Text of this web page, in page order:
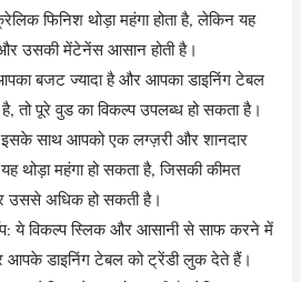
फिनिश थोड़ा महंगा होता है, लेकिन यह
उसकी मेंटेनेंस आसान होती है।
बजट ज्यादा है और आपका डाइनिंग टेबल
तो पूरे वुड का विकल्प उपलब्ध हो सकता है।
इसके साथ आपको एक लग्ज़री और शानदार
थोड़ा महंगा हो सकता है, जिसकी कीमत
अधिक हो सकती है।
ये विकल्प स्लिक और आसानी से साफ करने में
डाइनिंग टेबल को ट्रेंडी लुक देते हैं।